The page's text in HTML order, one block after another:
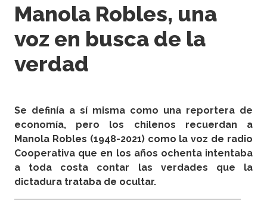
Manola Robles, una
voz en busca de la
verdad
Se definía a sí misma como una reportera de
economía, pero los chilenos recuerdan a
Manola Robles (1948-2021) como la voz de radio
Cooperativa que en los años ochenta intentaba
a toda costa contar las verdades que la
dictadura trataba de ocultar.